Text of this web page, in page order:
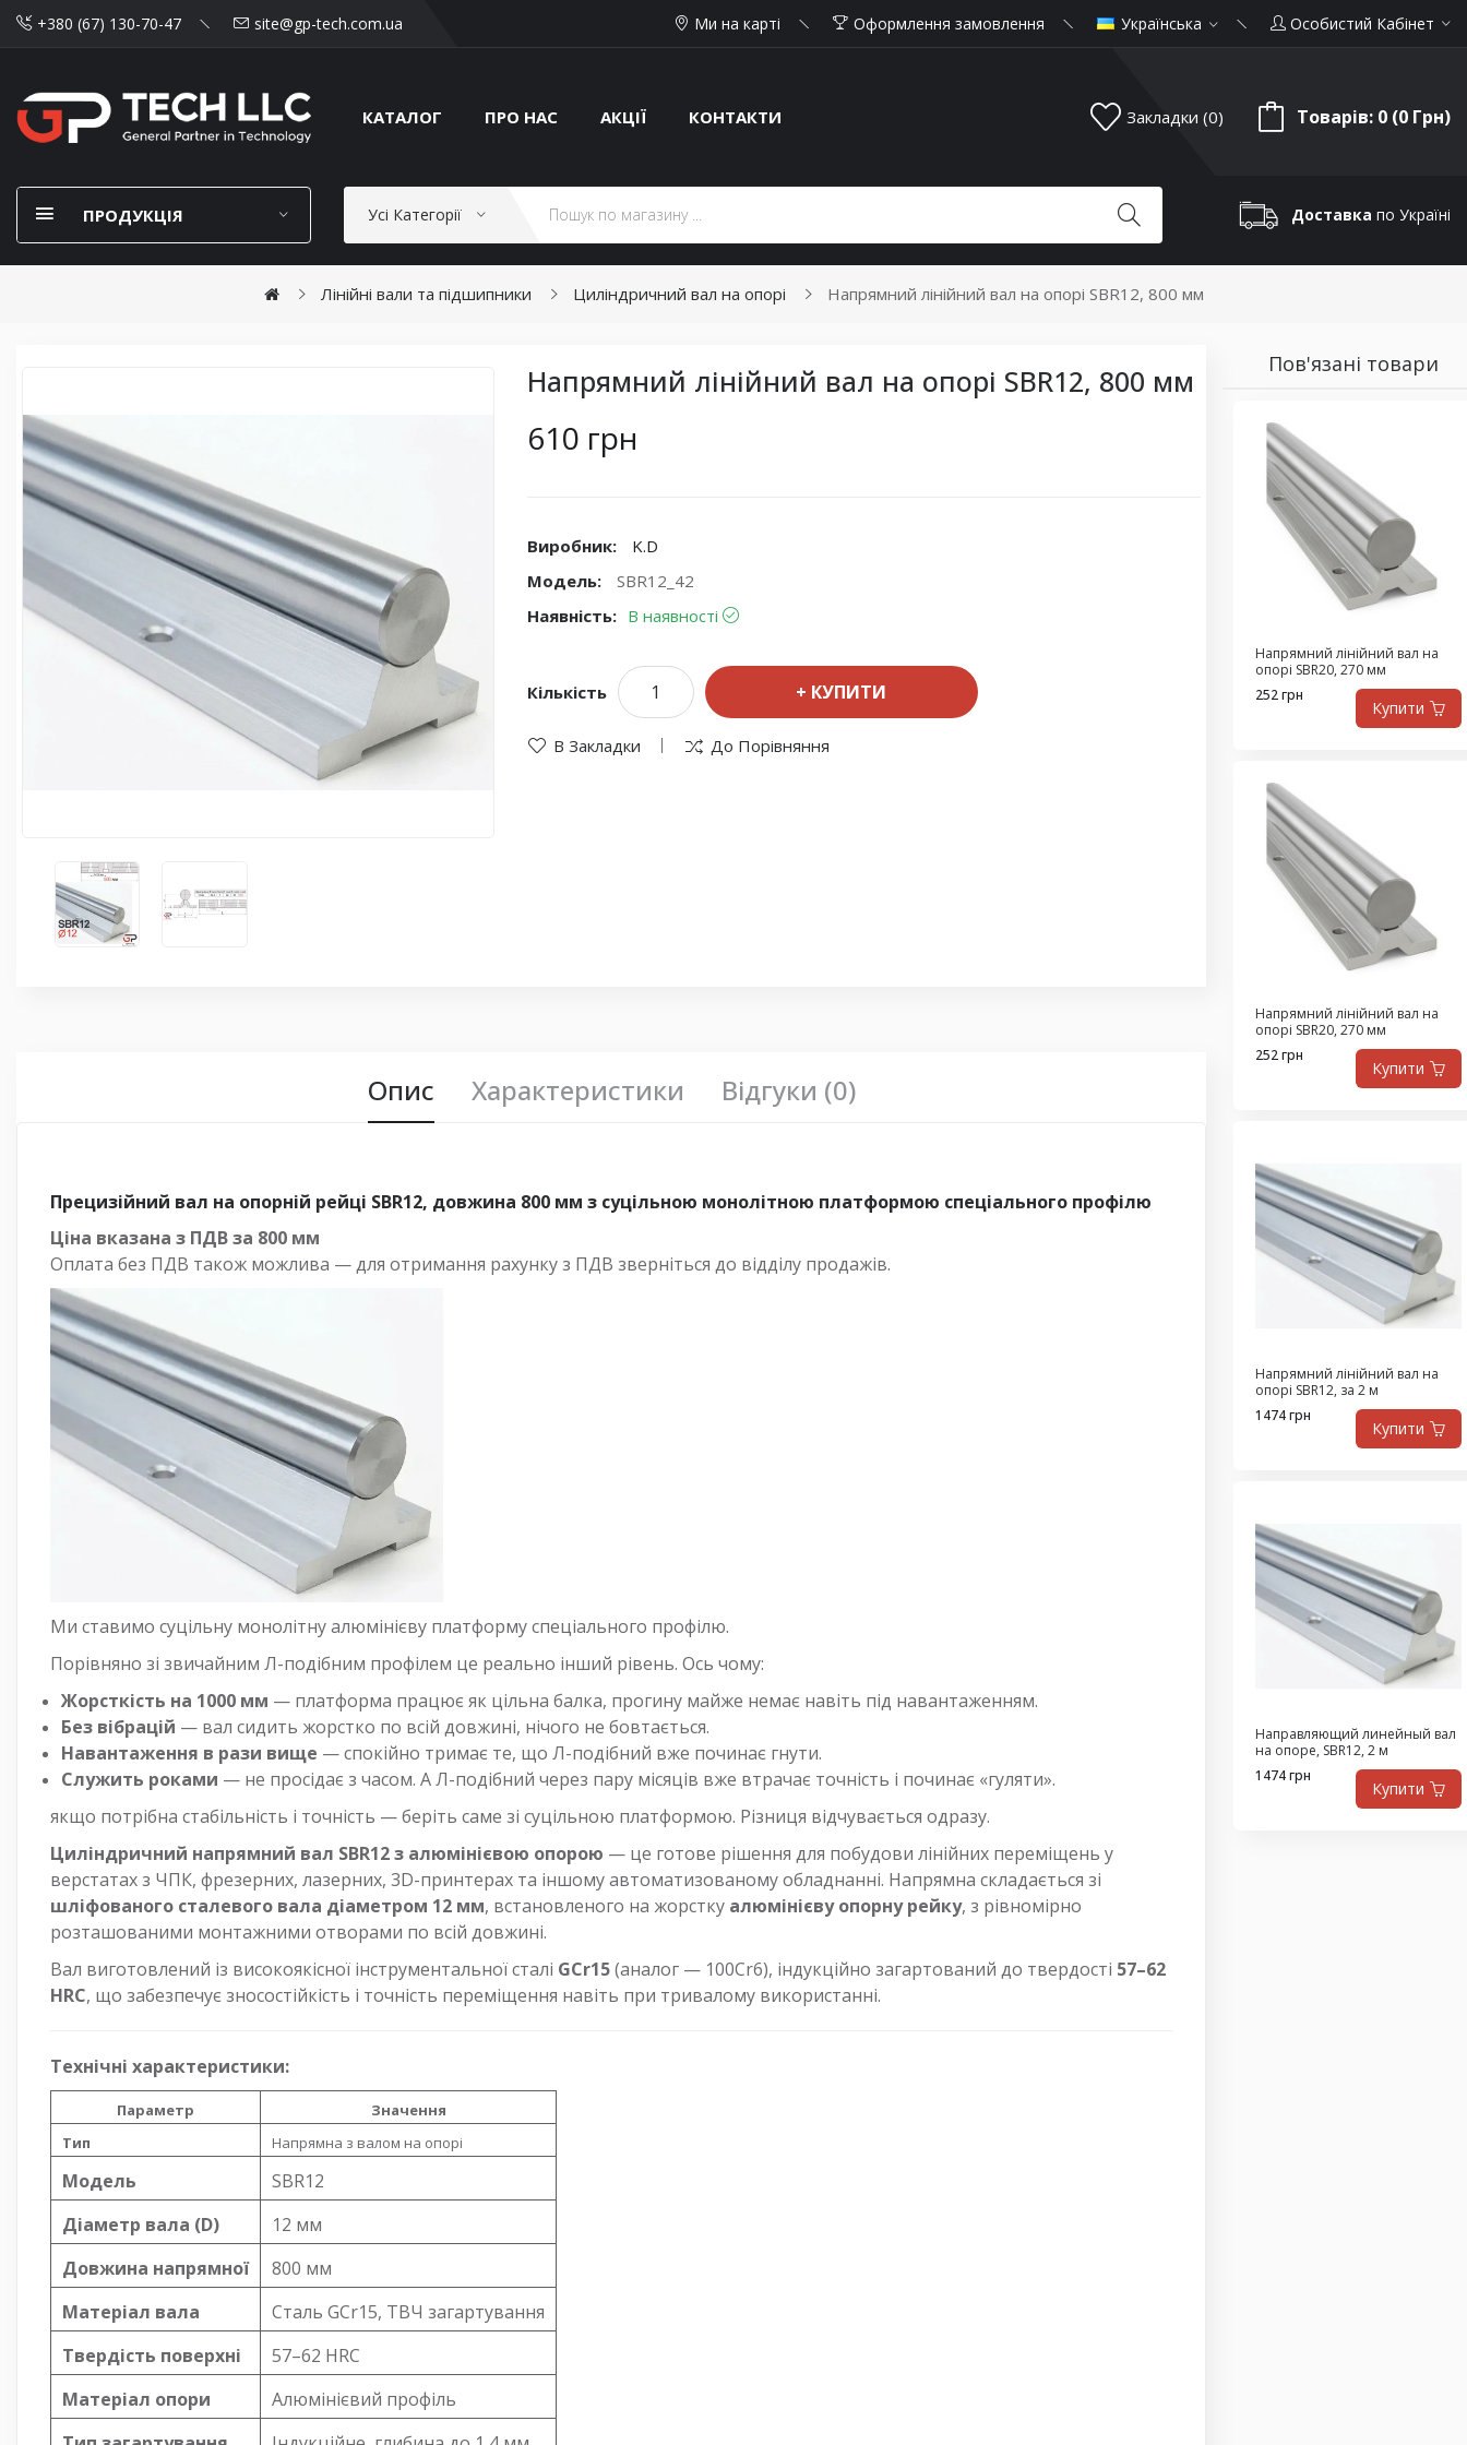
+380 (67) 130-70-47 site@gp-tech.com.ua Ми на карті Оформлення замовлення Українська Особистий Кабінет
КАТАЛОГ ПРО НАС АКЦІЇ КОНТАКТИ Закладки (0) Товарів: 0 (0 Грн)
ПРОДУКЦІЯ Усі Категорії Доставка по Україні
Лінійні вали та підшипники Циліндричний вал на опорі Напрямний лінійний вал на опорі SBR12, 800 мм
Напрямний лінійний вал на опорі SBR12, 800 мм
610 грн
Виробник:
K.D
Модель:
SBR12_42
Наявність: В наявності
Кількість КУПИТИ
В Закладки До Порівняння
Опис Характеристики Відгуки (0)
Прецизійний вал на опорній рейці SBR12, довжина 800 мм з суцільною монолітною платформою спеціального профілю
Ціна вказана з ПДВ за 800 мм
Оплата без ПДВ також можлива — для отримання рахунку з ПДВ зверніться до відділу продажів.
Ми ставимо суцільну монолітну алюмінієву платформу спеціального профілю.
Порівняно зі звичайним Л-подібним профілем це реально інший рівень. Ось чому:
Жорсткість на 1000 мм — платформа працює як цільна балка, прогину майже немає навіть під навантаженням.
Без вібрацій — вал сидить жорстко по всій довжині, нічого не бовтається.
Навантаження в рази вище — спокійно тримає те, що Л-подібний вже починає гнути.
Служить роками — не просідає з часом. А Л-подібний через пару місяців вже втрачає точність і починає «гуляти».
якщо потрібна стабільність і точність — беріть саме зі суцільною платформою. Різниця відчувається одразу.
Циліндричний напрямний вал SBR12 з алюмінієвою опорою — це готове рішення для побудови лінійних переміщень у
верстатах з ЧПК, фрезерних, лазерних, 3D-принтерах та іншому автоматизованому обладнанні. Напрямна складається зі
шліфованого сталевого вала діаметром 12 мм, встановленого на жорстку алюмінієву опорну рейку, з рівномірно
розташованими монтажними отворами по всій довжині.
Вал виготовлений із високоякісної інструментальної сталі GCr15(аналог — 100Cr6), індукційно загартований до твердості 57–62
HRC, що забезпечує зносостійкість і точність переміщення навіть при тривалому використанні.
Технічні характеристики:
Параметр
Значення
Тип
Напрямна з валом на опорі
Модель
SBR12
Діаметр вала (D)
12 мм
Довжина напрямної
800 мм
Матеріал вала
Сталь GCr15, ТВЧ загартування
Твердість поверхні
57–62 HRC
Матеріал опори
Алюмінієвий профіль
Пов'язані товари
Напрямний лінійний вал на
опорі SBR20, 270 мм
252 грн
Купити
Напрямний лінійний вал на
опорі SBR20, 270 мм
252 грн
Купити
Напрямний лінійний вал на
опорі SBR12, за 2 м
1474 грн
Купити
Направляющий линейный вал
на опоре, SBR12, 2 м
1474 грн
Купити